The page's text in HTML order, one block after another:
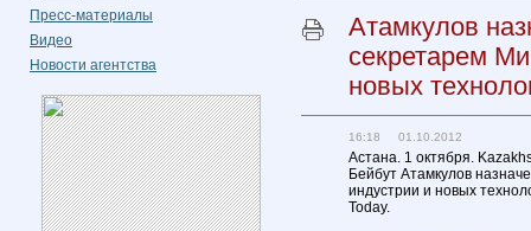
Пресс-материалы
Видео
Новости агентства
Атамкулов
секретарем
новых
16:18 01.10.2012
Астана. 1 октября.
Бейбут Атамкулов
индустрии и новых
Today.